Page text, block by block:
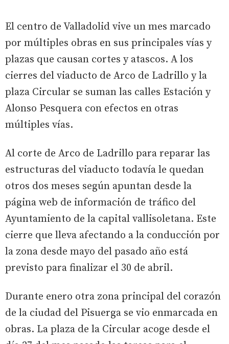
El centro de Valladolid vive un mes marcado
por múltiples obras en sus principales vías y
plazas que causan cortes y atascos. A los
cierres del viaducto de Arco de Ladrillo y la
plaza Circular se suman las calles Estación y
Alonso Pesquera con efectos en otras
múltiples vías.
Al corte de Arco de Ladrillo para reparar las
estructuras del viaducto todavía le quedan
otros dos meses según apuntan desde la
página web de información de tráfico del
Ayuntamiento de la capital vallisoletana. Este
cierre que lleva afectando a la conducción por
la zona desde mayo del pasado año está
previsto para finalizar el 30 de abril.
Durante enero otra zona principal del corazón
de la ciudad del Pisuerga se vio enmarcada en
obras. La plaza de la Circular acoge desde el